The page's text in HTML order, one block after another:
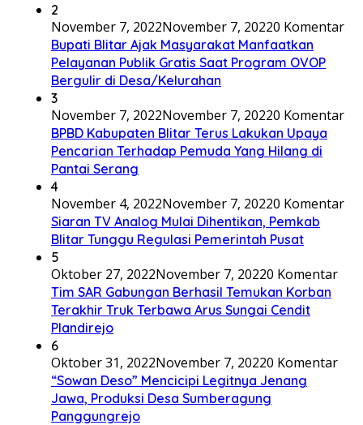
2
November 7, 2022November 7, 20220 Komentar
Bupati Blitar Ajak Masyarakat Manfaatkan
Pelayanan Publik Gratis Saat Program OVOP
Bergulir di Desa/Kelurahan
3
November 7, 2022November 7, 20220 Komentar
BPBD Kabupaten Blitar Terus Lakukan Upaya
Pencarian Terhadap Pemuda Yang Hilang di
Pantai Serang
4
November 4, 2022November 7, 20220 Komentar
Siaran TV Analog Mulai Dihentikan, Pemkab
Blitar Tunggu Regulasi Pemerintah Pusat
5
Oktober 27, 2022November 7, 20220 Komentar
Tim SAR Gabungan Berhasil Temukan Korban
Terakhir Truk Terbawa Arus Sungai Cendit
Plandirejo
6
Oktober 31, 2022November 7, 20220 Komentar
“Sowan Deso” Mencicipi Legitnya Jenang
Jawa, Produksi Desa Sumberagung
Panggungrejo